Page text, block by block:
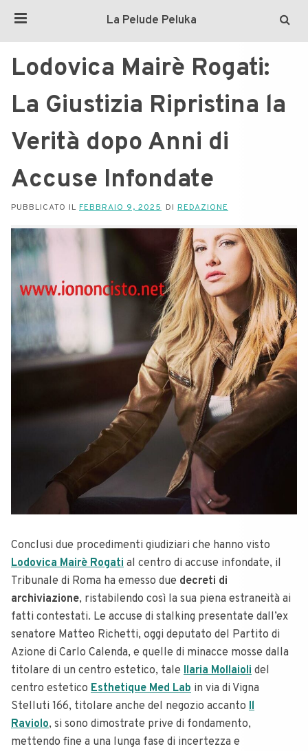
La Pelude Peluka
Lodovica Mairè Rogati:
La Giustizia Ripristina la
Verità dopo Anni di
Accuse Infondate
PUBBLICATO IL FEBBRAIO 9, 2025 DI REDAZIONE
Conclusi due procedimenti giudiziari che hanno visto
Lodovica Mairè Rogati al centro di accuse infondate, il
Tribunale di Roma ha emesso due decreti di
archiviazione, ristabilendo così la sua piena estraneità ai
fatti contestati. Le accuse di stalking presentate dall’ex
senatore Matteo Richetti, oggi deputato del Partito di
Azione di Carlo Calenda, e quelle di minacce mosse dalla
titolare di un centro estetico, tale Ilaria Mollaioli del
centro estetico Esthetique Med Lab in via di Vigna
Stelluti 166, titolare anche del negozio accanto Il
Raviolo, si sono dimostrate prive di fondamento,
mettendo fine a una lunga fase di incertezza e